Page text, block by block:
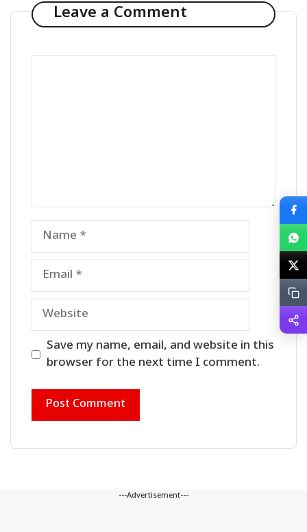
Leave a Comment
Name
Email
Website
Save my name, email, and website in this
browser for the next time I comment.
---Advertisement---